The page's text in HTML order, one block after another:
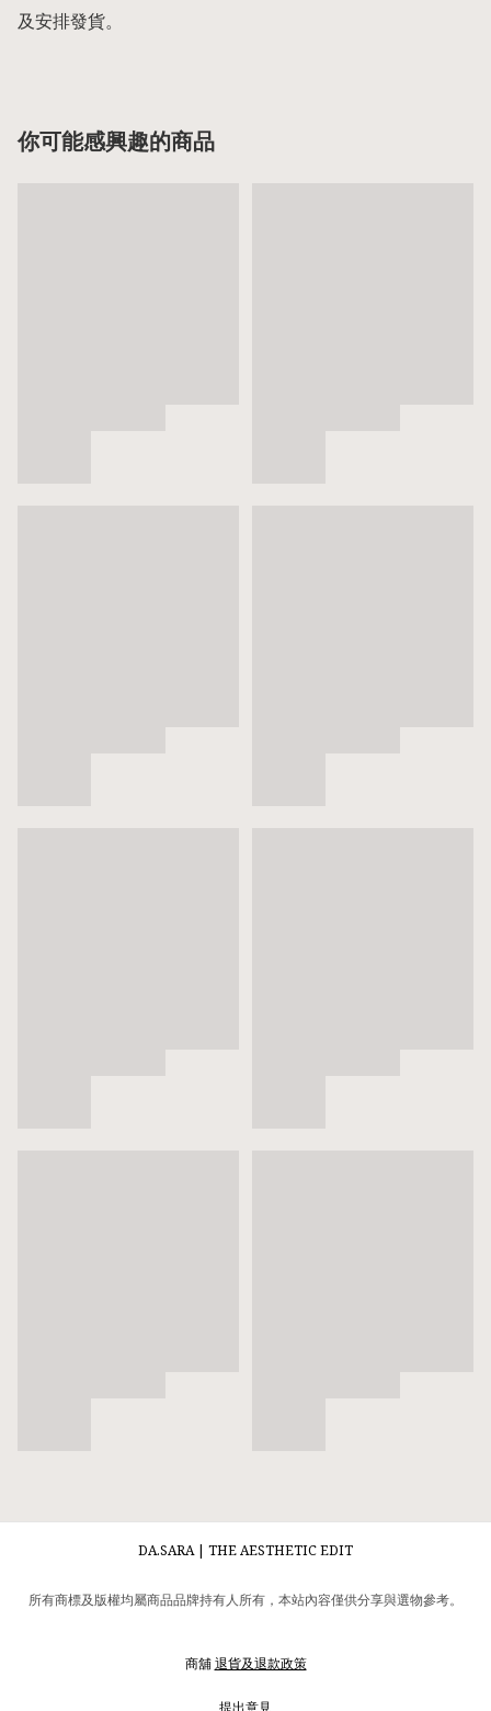
及安排發貨。
你可能感興趣的商品
DA.SARA | THE AESTHETIC EDIT
所有商標及版權均屬商品品牌持有人所有，本站內容僅供分享與選物參考。
商舖退貨及退款政策